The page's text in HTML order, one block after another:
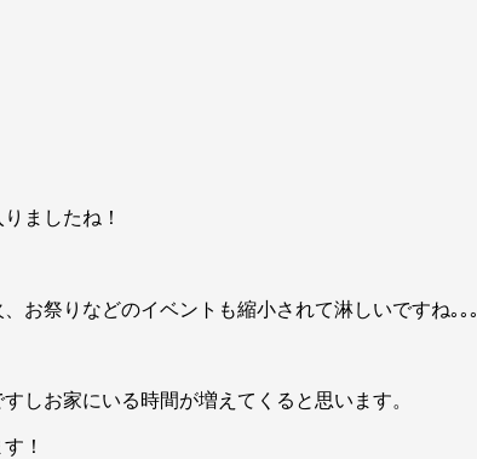
ましたね！
お祭りなどのイベントも縮小されて淋しいですね｡｡｡
しお家にいる時間が増えてくると思います。
！